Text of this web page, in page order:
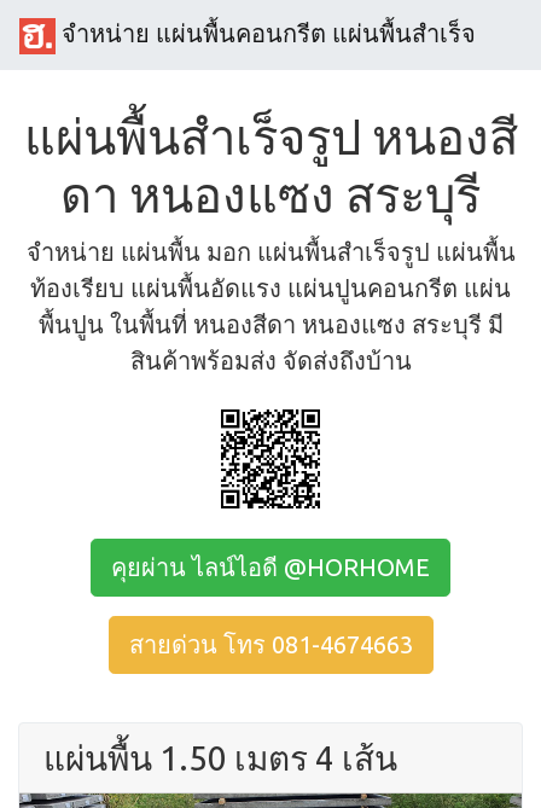
จำหน่าย แผ่นพื้นคอนกรีต แผ่นพื้นสำเร็จ
แผ่นพื้นสำเร็จรูป หนองสี
ดา หนองแซง สระบุรี
จำหน่าย แผ่นพื้น มอก แผ่นพื้นสำเร็จรูป แผ่นพื้น
ท้องเรียบ แผ่นพื้นอัดแรง แผ่นปูนคอนกรีต แผ่น
พื้นปูน ในพื้นที่ หนองสีดา หนองแซง สระบุรี มี
สินค้าพร้อมส่ง จัดส่งถึงบ้าน
คุยผ่าน ไลน์ไอดี @HORHOME
สายด่วน โทร 081-4674663
แผ่นพื้น 1.50 เมตร 4 เส้น